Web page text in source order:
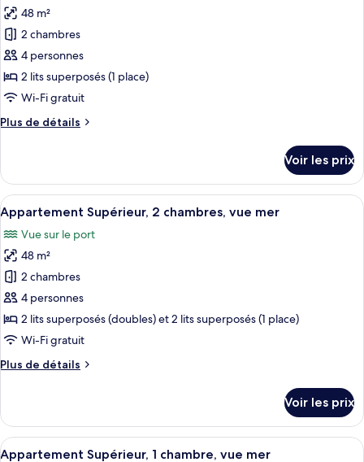
Tradition,
2
chambres
photos
pour
ce
type
de
chambre :
Cottage
chambres,
en
front
de
mer
48 m²
2 chambres
4 personnes
2 lits superposés (1 place)
Wi-Fi gratuit
Plus de détails
Plus
le
type
de
chambre
Cottage
Tradition,
2
chambres,
en
front
de
mer
Voir les prix
Afficher
toutes
les
photos
pour
ce
type
de
chambre :
Appartement
chambres,
vue
Une jetée en bois s’étendant sur
20
Appartement Supérieur, 2 chambres, vue mer
Vue sur le port
48 m²
2 chambres
4 personnes
2 lits superposés (doubles) et 2 lits superposés (1 place)
Wi-Fi gratuit
Plus de détails
Plus
le
type
de
Voir les prix
Afficher
Un bâtiment blanc doté d’une
19
Appartement Supérieur, 1 chambre, vue mer